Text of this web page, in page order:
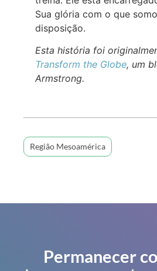
Sua glória com o que
disposição.
Esta história foi
Transform the Globe, um
Armstrong.
Região Mesoamérica
Permanecer